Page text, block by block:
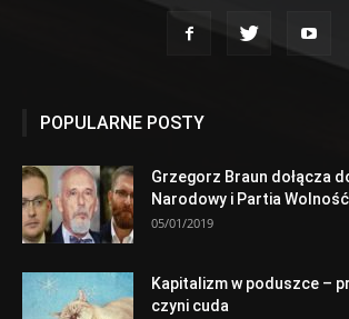
POPULARNE POSTY
Grzegorz Braun dołącza
Narodowy i Partia
05/01/2019
Kapitalizm w poduszce –
czyni cuda